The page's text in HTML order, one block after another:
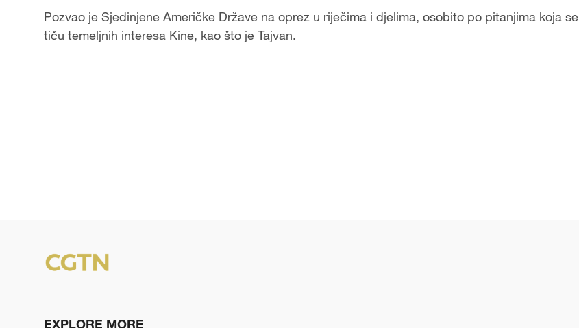
Pozvao je Sjedinjene Američke Države na oprez u riječima i djelima, osobito po pitanjima koja se
tiču temeljnih interesa Kine, kao što je Tajvan.
EXPLORE MORE